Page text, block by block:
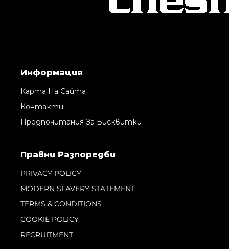
Информация
Карта На Сайта
Контакти
Предпочитания За Бисквитки
Правни Pазпоредби
PRIVACY POLICY
MODERN SLAVERY STATEMENT
TERMS & CONDITIONS
COOKIE POLICY
RECRUITMENT